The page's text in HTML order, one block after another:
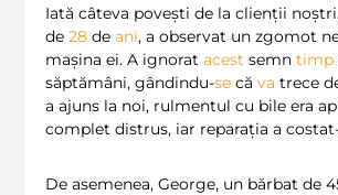
Iată câteva povești de la clienții
de 28 de ani, a observat un zgomot
mașina ei. A ignorat acest semn timp
săptămâni, gândindu-se că va trece
a ajuns la noi, rulmentul cu bile era
complet distrus, iar reparația a
De asemenea, George, un bărbat de